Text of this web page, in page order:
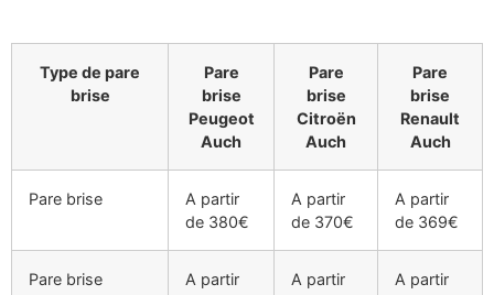
Type de pare
brise
Pare
brise
Peugeot
Auch
Pare
brise
Citroën
Auch
Pare
brise
Renault
Auch
Pare brise
A partir
de 380€
A partir
de 370€
A partir
de 369€
Pare brise
A partir
A partir
A partir